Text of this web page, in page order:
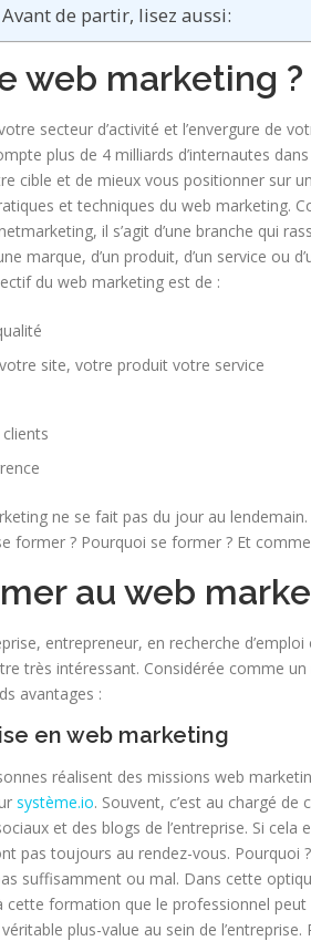
Avant de partir, lisez aussi:
web marketing ?
secteur d’activité et l’envergure de
plus de 4 milliards d’internautes
cible et de mieux vous positionner sur
et techniques du web marketing.
il s’agit d’une branche qui
marque, d’un produit, d’un service ou
du web marketing est de :
site, votre produit votre service
ne se fait pas du jour au
former ? Pourquoi se former ? Et
au web
entrepreneur, en recherche
très intéressant. Considérée comme
avantages :
en web marketing
réalisent des missions web
système.io. Souvent, c’est au chargé
et des blogs de l’entreprise. Si
pas toujours au rendez-vous. Pourquoi
suffisamment ou mal. Dans cette
cette formation que le professionnel
plus-value au sein de